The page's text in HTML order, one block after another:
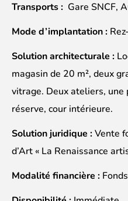
Transports : Gare SNCF,
Mode d’implantation :
Solution architecturale :
magasin de 20 m², deux
vitrage. Deux ateliers,
réserve, cour intérieure.
Solution juridique :Vente
d’Art « La Renaissance
Modalité financière :